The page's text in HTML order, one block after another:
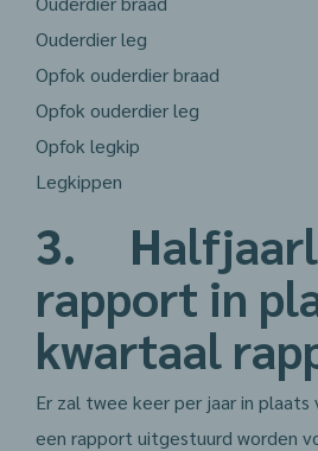
Ouderdier
Opfok ouderdier
Opfok ouderdier
Opfok
3.
rapport in
kwartaal
Er zal twee keer per jaar in plaats
een rapport uitgestuurd worden